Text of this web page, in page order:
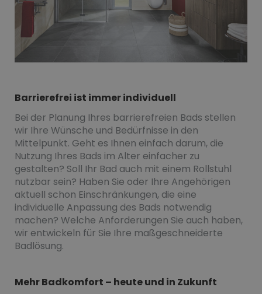
Barrierefrei ist immer individuell
Bei der Planung Ihres barrierefreien Bads stellen
wir Ihre Wünsche und Bedürfnisse in den
Mittelpunkt. Geht es Ihnen einfach darum, die
Nutzung Ihres Bads im Alter einfacher zu
gestalten? Soll Ihr Bad auch mit einem Rollstuhl
nutzbar sein? Haben Sie oder Ihre Angehörigen
aktuell schon Einschränkungen, die eine
individuelle Anpassung des Bads notwendig
machen? Welche Anforderungen Sie auch haben,
wir entwickeln für Sie Ihre maßgeschneiderte
Badlösung.
Mehr Badkomfort – heute und in Zukunft